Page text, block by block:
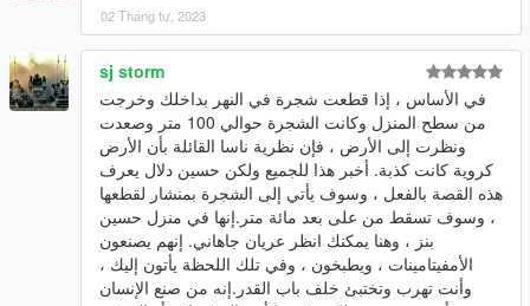
02 Tháng tư, 2023
sj storm
في الأساس ، إذا قطعت شجرة في النهر بداخلك وخرجت
من سطح المنزل وكانت الشجرة حوالي 100 متر وصعدت
ونظرت إلى الأرض ، فإن نظرية ناسا القائلة بأن الأرض
كروية كانت كذبة. أخبر هذا للجميع ولكن حسين دلال يعرف
هذه القصة بالفعل ، وسوف يأتي إلى الشجرة بمنشار لقطعها
، وسوف تسقط من على بعد مائة متر.إنها في منزل حسين
بنز ، وهنا يمكنك انظر عريان جاهاني. إنهم يصنعون
الأمفيتامينات ، ويطبخون ، وفي تلك اللحظة يأتون إليك ،
وأنت تهرب وتختبئ خلف باب القدر.إنه من صنع الإنسان